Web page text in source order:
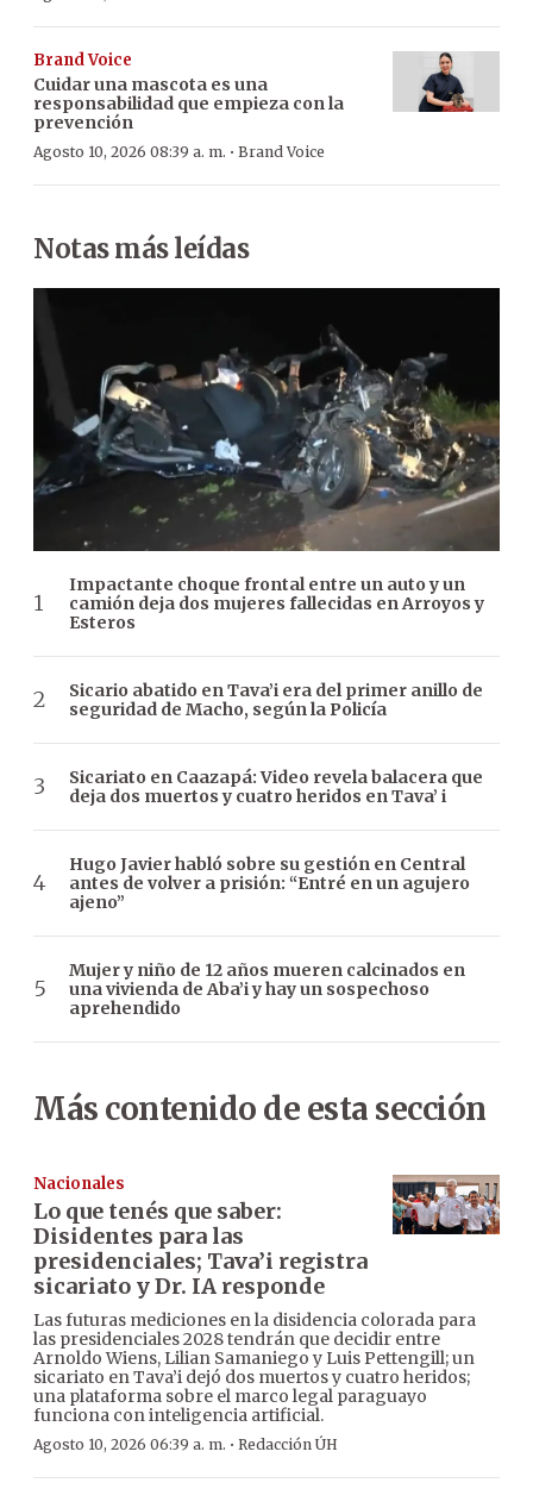
Brand Voice
Cuidar una mascota es una
responsabilidad que empieza con la
prevención
Agosto 10, 2026 08:39 a. m. · Brand Voice
Notas más leídas
Impactante choque frontal entre un auto y un
camión deja dos mujeres fallecidas en Arroyos y
Esteros
Sicario abatido en Tava’i era del primer anillo de
seguridad de Macho, según la Policía
Sicariato en Caazapá: Video revela balacera que
deja dos muertos y cuatro heridos en Tava’ i
Hugo Javier habló sobre su gestión en Central
antes de volver a prisión: “Entré en un agujero
ajeno”
Mujer y niño de 12 años mueren calcinados en
una vivienda de Aba’i y hay un sospechoso
aprehendido
Más contenido de esta sección
Nacionales
Lo que tenés que saber:
Disidentes para las
presidenciales; Tava’i registra
sicariato y Dr. IA responde
Las futuras mediciones en la disidencia colorada para
las presidenciales 2028 tendrán que decidir entre
Arnoldo Wiens, Lilian Samaniego y Luis Pettengill; un
sicariato en Tava’i dejó dos muertos y cuatro heridos;
una plataforma sobre el marco legal paraguayo
funciona con inteligencia artificial.
Agosto 10, 2026 06:39 a. m. · Redacción ÚH